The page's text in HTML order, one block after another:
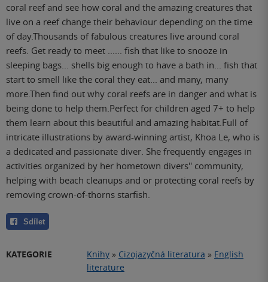
coral reef and see how coral and the amazing creatures that
live on a reef change their behaviour depending on the time
of day.Thousands of fabulous creatures live around coral
reefs. Get ready to meet ...... fish that like to snooze in
sleeping bags... shells big enough to have a bath in... fish that
start to smell like the coral they eat... and many, many
more.Then find out why coral reefs are in danger and what is
being done to help them.Perfect for children aged 7+ to help
them learn about this beautiful and amazing habitat.Full of
intricate illustrations by award-winning artist, Khoa Le, who is
a dedicated and passionate diver. She frequently engages in
activities organized by her hometown divers'' community,
helping with beach cleanups and or protecting coral reefs by
removing crown-of-thorns starfish.
Sdílet
KATEGORIE Knihy » Cizojazyčná literatura » English
literature